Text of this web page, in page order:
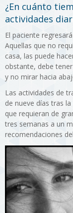
¿En cuánto
actividades
El paciente
Aquellas que no
casa, las puede
obstante, debe
y no mirar hacia
Las actividades de
de nueve días tras
que requieran de
tres semanas a un
recomendaciones